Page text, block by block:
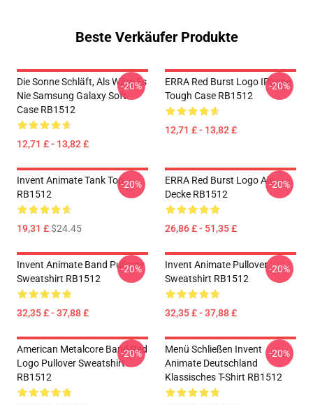
Beste Verkäufer Produkte
Die Sonne Schläft, Als Wäre Es
Nie Samsung Galaxy Soft
Case RB1512
12,71 £ - 13,82 £
-20%
ERRA Red Burst Logo IPhone
Tough Case RB1512
12,71 £ - 13,82 £
-20%
Invent Animate Tank Top
RB1512
19,31 £$24.45
-20%
ERRA Red Burst Logo Als
Decke RB1512
26,86 £ - 51,35 £
-20%
Invent Animate Band Pullover
Sweatshirt RB1512
32,35 £ - 37,88 £
-20%
Invent Animate Pullover
Sweatshirt RB1512
32,35 £ - 37,88 £
-20%
American Metalcore Band Red
Logo Pullover Sweatshirt
RB1512
-20%
Menü Schließen Invent
Animate Deutschland
Klassisches T-Shirt RB1512
-20%